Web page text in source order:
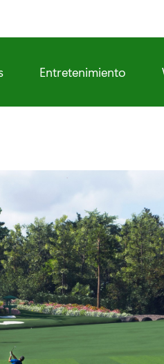
Entretenimiento